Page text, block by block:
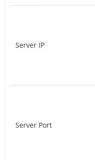
Server IP
Server Port